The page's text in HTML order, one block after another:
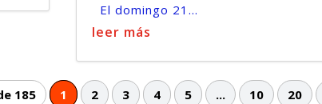
El domingo 21...
leer más
185 1 2 3 4 5 ... 10 20